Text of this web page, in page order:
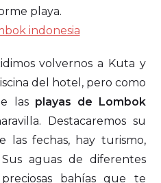
playa.
volvernos a Kuta y
del hotel, pero como
las playas de Lombok
Destacaremos su
las fechas, hay turismo,
aguas de diferentes
bahías que te